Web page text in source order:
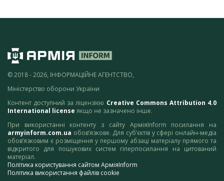
© 2018 - 2026, ІНФОРМАЦІЙНЕ АГЕНТСТВО,
Міністерство оборони України
Контент доступний за ліцензією Creative Commons Attribution 4.0
International license якщо не зазначено інше.
При використанні контенту з сайту АрміяInform посилання на
armyinform.com.ua обов’язкове. Для суб’єктів у сфері онлайн-медіа
обов’язковим є розміщення у першому абзаці матеріалу прямого та
відкритого для пошукових систем гіперпосилання на цитований
матеріал.
Політика користування сайтом АрміяInform
Політика використання файлів cookie